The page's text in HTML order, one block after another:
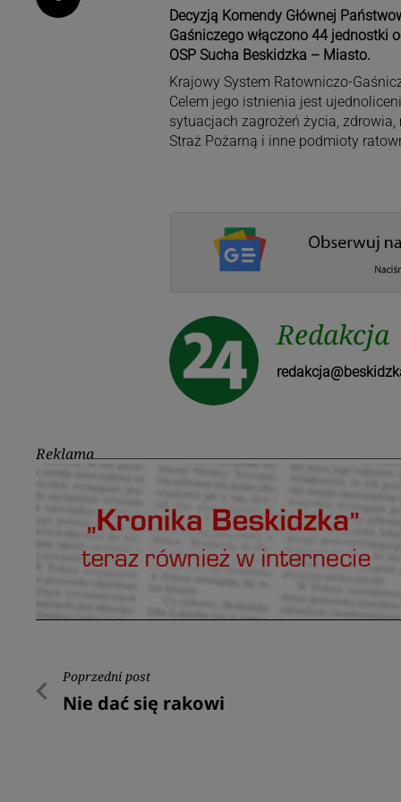
Decyzją Komendy Głównej
Gaśniczego włączono 44 jednostki
OSP Sucha Beskidzka – Miasto.
Krajowy System Ratowniczo-
Celem jego istnienia jest
sytuacjach zagrożeń życia,
Straż Pożarną i inne podmioty
Redakcja
Reklama
Nawigacja
wpisu
Poprzedni post
Poprzedni
Nie dać się rakowi